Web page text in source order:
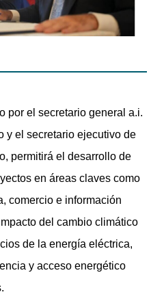
por el secretario general a.i.
y el secretario ejecutivo de
permitirá el desarrollo de
en áreas claves como
comercio e información
del cambio climático
de la energía eléctrica,
y acceso energético